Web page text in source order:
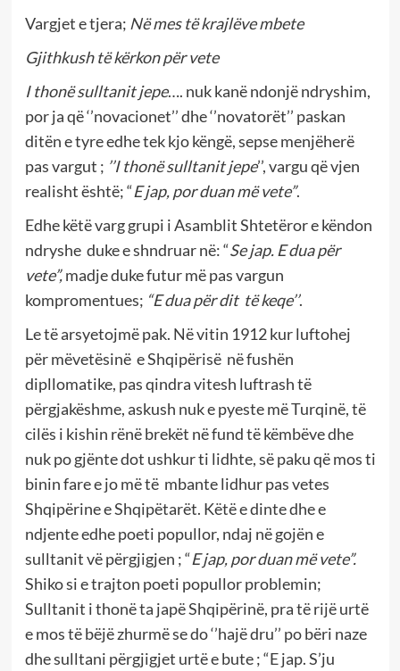
Vargjet e tjera; Në mes të krajlëve mbete
Gjithkush të kërkon për vete
I thonë sulltanit jepe…. nuk kanë ndonjë ndryshim,
por ja që ‘’novacionet’’ dhe ‘’novatorët’’ paskan
ditën e tyre edhe tek kjo këngë, sepse menjëherë
pas vargut ; ’’I thonë sulltanit jepe’’, vargu që vjen
realisht është; “E jap, por duan më vete”.
Edhe këtë varg grupi i Asamblit Shtetëror e këndon
ndryshe duke e shndruar në: “Se jap. E dua për
vete”,madje duke futur më pas vargun
kompromentues; “E dua për dit të keqe’’.
Le të arsyetojmë pak. Në vitin 1912 kur luftohej
për mëvetësinë e Shqipërisë në fushën
dipllomatike, pas qindra vitesh luftrash të
përgjakëshme, askush nuk e pyeste më Turqinë, të
cilës i kishin rënë brekët në fund të këmbëve dhe
nuk po gjënte dot ushkur ti lidhte, së paku që mos ti
binin fare e jo më të mbante lidhur pas vetes
Shqipërine e Shqipëtarët. Këtë e dinte dhe e
ndjente edhe poeti popullor, ndaj në gojën e
sulltanit vë përgjigjen ; “E jap, por duan më vete”.
Shiko si e trajton poeti popullor problemin;
Sulltanit i thonë ta japë Shqipërinë, pra të rijë urtë
e mos të bëjë zhurmë se do ‘’hajë dru’’ po bëri naze
dhe sulltani përgjigjet urtë e bute ; “E jap. S’ju